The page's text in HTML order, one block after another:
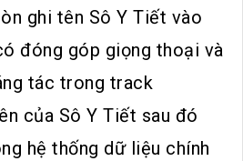
ghi tên Sô Y Tiết vào
đóng góp giọng thoại và
tác trong track
của Sô Y Tiết sau đó
hệ thống dữ liệu chính